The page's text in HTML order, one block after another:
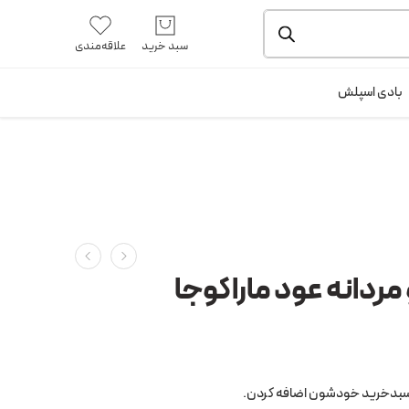
و بسته بندی را ملاحظه بفرمایید. آموزش خرید از سایت
سبد خرید علاقه‌مندی
بادی اسپلش
عود ماراکوجا